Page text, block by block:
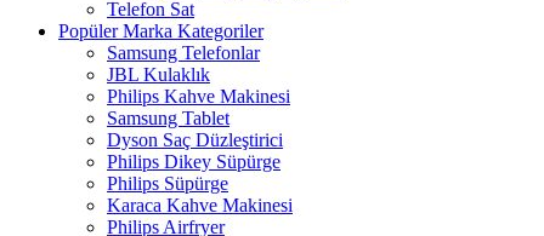
Telefon Sat
Popüler Marka Kategoriler
Samsung Telefonlar
JBL Kulaklık
Philips Kahve Makinesi
Samsung Tablet
Dyson Saç Düzleştirici
Philips Dikey Süpürge
Philips Süpürge
Karaca Kahve Makinesi
Philips Airfryer